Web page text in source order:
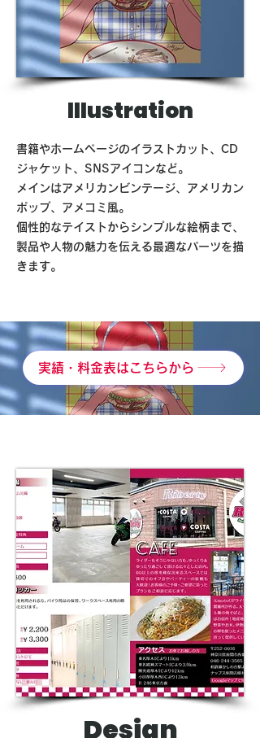
Illustration
書籍やホームページのイラストカット、CD
ジャケット、SNSアイコンなど。
​メインはアメリカンビンテージ、アメリカン
ポップ、アメコミ風。
個性的なテイストからシンプルな絵柄まで、
製品や人物の魅力を伝える最適なパーツを描
きます。
実績・料金表はこちらから
Design